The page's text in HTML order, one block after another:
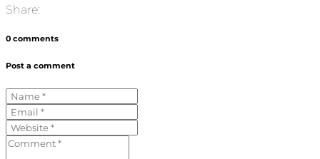
Share:
0 comments
Post a comment